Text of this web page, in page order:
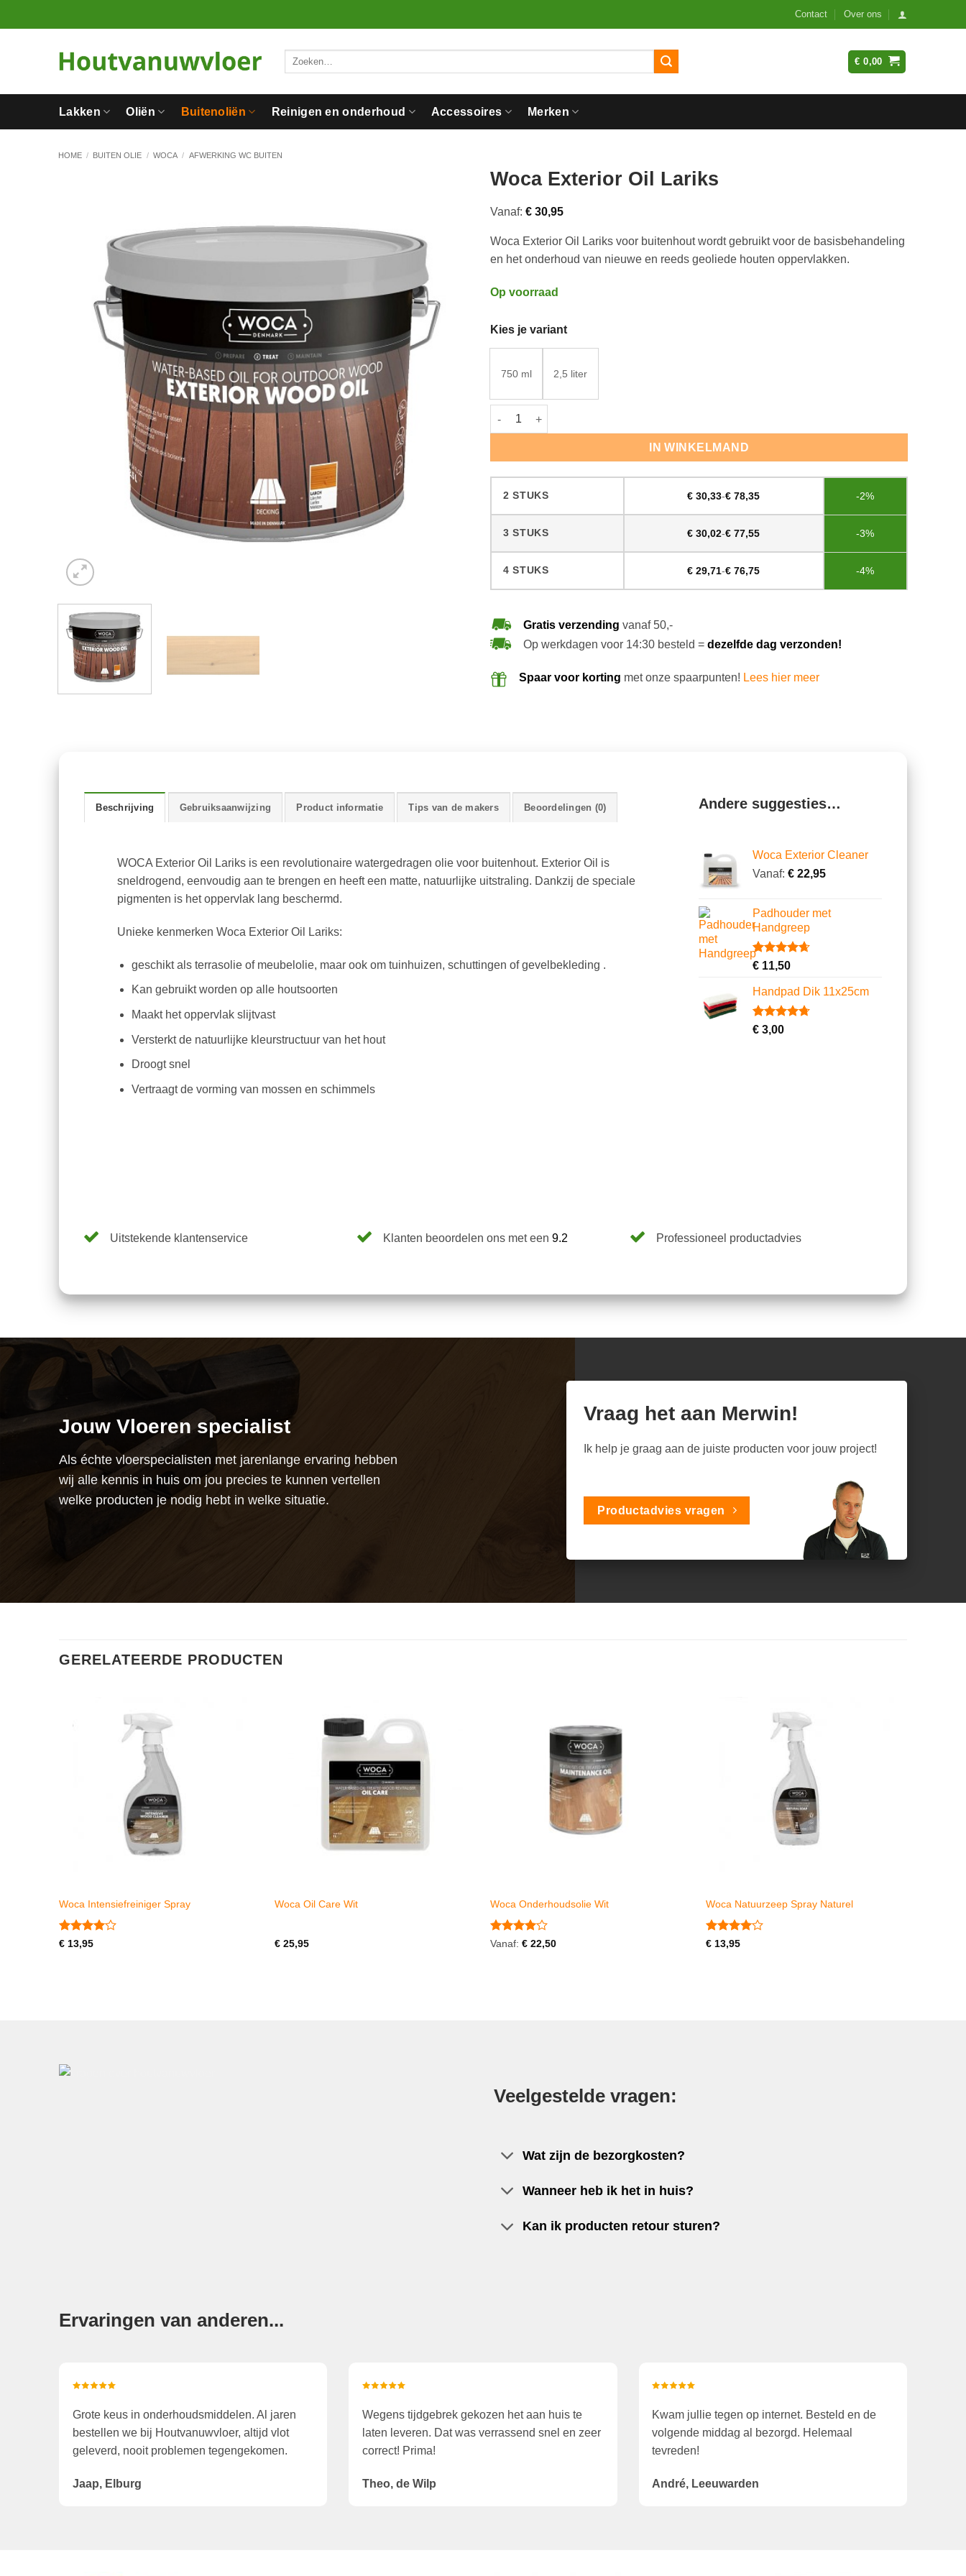
naar
Contact Over ons
Zoeken
€ 0,00
Lakken Oliën Buitenoliën Reinigen en onderhoud Accessoires Merken
HOME / BUITEN OLIE / WOCA / AFWERKING WC BUITEN
Woca Exterior Oil Lariks
Vanaf: €30,95
Woca Exterior Oil Lariks voor buitenhout wordt gebruikt voor de basisbehandeling
en het onderhoud van nieuwe en reeds geoliede houten oppervlakken.
Op voorraad
Kies je variant
750 ml 2,5 liter
Woca Exterior Oil Lariks aantal
IN WINKELMAND
2 STUKS € 30,33-€ 78,35 -2%
3 STUKS € 30,02-€ 77,55 -3%
4 STUKS € 29,71-€ 76,75 -4%
Gratis verzending vanaf 50,-
Op werkdagen voor 14:30 besteld = dezelfde dag verzonden!
Spaar voor korting met onze spaarpunten! Lees hier meer
Beschrijving Gebruiksaanwijzing Product informatie Tips van de makers Beoordelingen (0)
WOCA Exterior Oil Lariks is een revolutionaire watergedragen olie voor buitenhout. Exterior Oil is
sneldrogend, eenvoudig aan te brengen en heeft een matte, natuurlijke uitstraling. Dankzij de speciale
pigmenten is het oppervlak lang beschermd.
Unieke kenmerken Woca Exterior Oil Lariks:
geschikt als terrasolie of meubelolie, maar ook om tuinhuizen, schuttingen of gevelbekleding .
Kan gebruikt worden op alle houtsoorten
Maakt het oppervlak slijtvast
Versterkt de natuurlijke kleurstructuur van het hout
Droogt snel
Vertraagt de vorming van mossen en schimmels
Andere suggesties…
Woca Exterior Cleaner
Vanaf: €22,95
Padhouder met
Handgreep
Gewaardeerd
gebaseerd
op
6
klantbeoordelingen
€11,50
Handpad Dik 11x25cm
Gewaardeerd
10
€3,00
Uitstekende klantenservice Klanten beoordelen ons met een9.2 Professioneel productadvies
Jouw Vloeren specialist
Als échte vloerspecialisten met jarenlange ervaring hebben
wij alle kennis in huis om jou precies te kunnen vertellen
welke producten je nodig hebt in welke situatie.
Vraag het aan Merwin!
Ik help je graag aan de juiste producten voor jouw project!
Productadvies vragen
GERELATEERDE PRODUCTEN
Woca Intensiefreiniger Spray
Gewaardeerd
€13,95
Woca Oil Care Wit
€25,95
Woca Onderhoudsolie Wit
Gewaardeerd
Vanaf: €22,50
Woca Natuurzeep Spray Naturel
Gewaardeerd
€13,95
Veelgestelde vragen:
Wat zijn de bezorgkosten?
Wanneer heb ik het in huis?
Kan ik producten retour sturen?
Ervaringen van anderen...
Grote keus in onderhoudsmiddelen. Al jaren
bestellen we bij Houtvanuwvloer, altijd vlot
geleverd, nooit problemen tegengekomen.
Jaap, Elburg
Wegens tijdgebrek gekozen het aan huis te
laten leveren. Dat was verrassend snel en zeer
correct! Prima!
Theo, de Wilp
Kwam jullie tegen op internet. Besteld en de
volgende middag al bezorgd. Helemaal
tevreden!
André, Leeuwarden